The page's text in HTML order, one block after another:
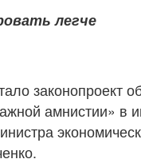
легче
законопроект
амнистии» в